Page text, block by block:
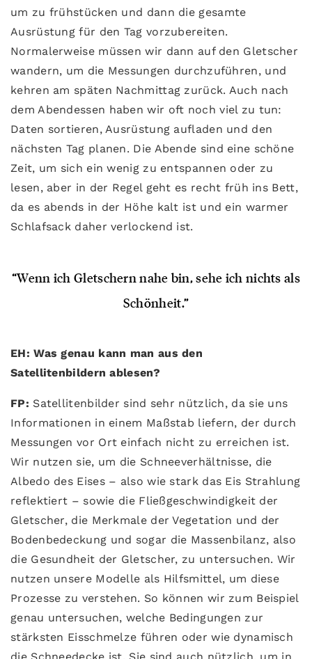
um zu frühstücken und dann die gesamte
Ausrüstung für den Tag vorzubereiten.
Normalerweise müssen wir dann auf den Gletscher
wandern, um die Messungen durchzuführen, und
kehren am späten Nachmittag zurück. Auch nach
dem Abendessen haben wir oft noch viel zu tun:
Daten sortieren, Ausrüstung aufladen und den
nächsten Tag planen. Die Abende sind eine schöne
Zeit, um sich ein wenig zu entspannen oder zu
lesen, aber in der Regel geht es recht früh ins Bett,
da es abends in der Höhe kalt ist und ein warmer
Schlafsack daher verlockend ist.
“Wenn ich Gletschern nahe bin, sehe ich nichts als
Schönheit.”
EH: Was genau kann man aus den
Satellitenbildern ablesen?
FP: Satellitenbilder sind sehr nützlich, da sie uns
Informationen in einem Maßstab liefern, der durch
Messungen vor Ort einfach nicht zu erreichen ist.
Wir nutzen sie, um die Schneeverhältnisse, die
Albedo des Eises – also wie stark das Eis Strahlung
reflektiert – sowie die Fließgeschwindigkeit der
Gletscher, die Merkmale der Vegetation und der
Bodenbedeckung und sogar die Massenbilanz, also
die Gesundheit der Gletscher, zu untersuchen. Wir
nutzen unsere Modelle als Hilfsmittel, um diese
Prozesse zu verstehen. So können wir zum Beispiel
genau untersuchen, welche Bedingungen zur
stärksten Eisschmelze führen oder wie dynamisch
die Schneedecke ist. Sie sind auch nützlich, um in